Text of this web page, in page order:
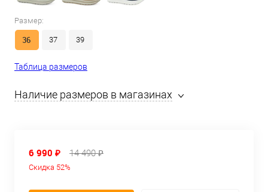
Размер:
36 37 39
Таблица размеров
Наличие размеров в магазинах
6 990 ₽ 14 490 ₽
Скидка 52%